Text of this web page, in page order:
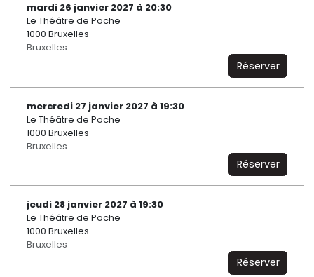
mardi 26 janvier 2027 à 20:30
Le Théâtre de Poche
1000 Bruxelles
Bruxelles
Réserver
mercredi 27 janvier 2027 à 19:30
Le Théâtre de Poche
1000 Bruxelles
Bruxelles
Réserver
jeudi 28 janvier 2027 à 19:30
Le Théâtre de Poche
1000 Bruxelles
Bruxelles
Réserver